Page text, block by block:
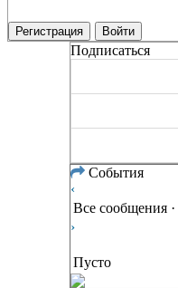
Регистрация Войти
Подписаться
События
‹
Все сообщения ·
›
Пусто